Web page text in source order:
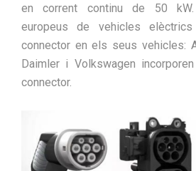
en corrent continu de 50 kW.
europeus de vehicles
connector en els seus vehicles:
Daimler i Volkswagen
connector.